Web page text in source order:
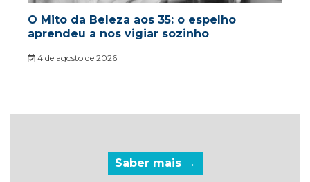
O Mito da Beleza aos 35: o espelho
aprendeu a nos vigiar sozinho
4 de agosto de 2026
Saber mais →